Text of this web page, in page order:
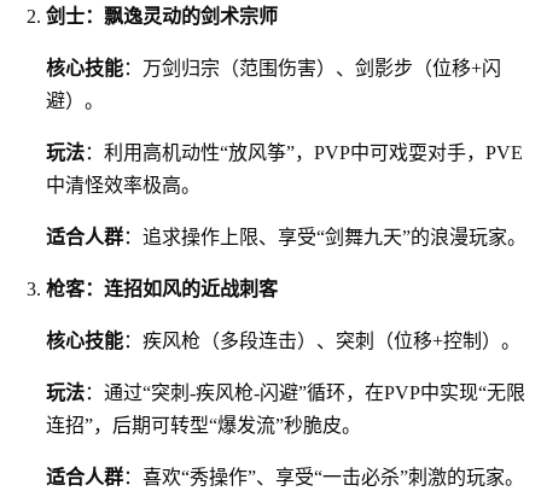
剑士：飘逸灵动的剑术宗师
核心技能：万剑归宗（范围伤害）、剑影步（位移+闪
避）。
玩法：利用高机动性“放风筝”，PVP中可戏耍对手，PVE
中清怪效率极高。
适合人群：追求操作上限、享受“剑舞九天”的浪漫玩家。
枪客：连招如风的近战刺客
核心技能：疾风枪（多段连击）、突刺（位移+控制）。
玩法：通过“突刺-疾风枪-闪避”循环，在PVP中实现“无限
连招”，后期可转型“爆发流”秒脆皮。
适合人群：喜欢“秀操作”、享受“一击必杀”刺激的玩家。